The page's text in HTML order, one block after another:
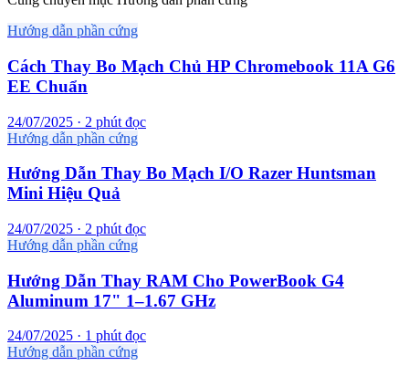
Hướng dẫn phần cứng
Cách Thay Bo Mạch Chủ HP Chromebook 11A G6
EE Chuẩn
24/07/2025 · 2 phút đọc
Hướng dẫn phần cứng
Hướng Dẫn Thay Bo Mạch I/O Razer Huntsman
Mini Hiệu Quả
24/07/2025 · 2 phút đọc
Hướng dẫn phần cứng
Hướng Dẫn Thay RAM Cho PowerBook G4
Aluminum 17" 1–1.67 GHz
24/07/2025 · 1 phút đọc
Hướng dẫn phần cứng